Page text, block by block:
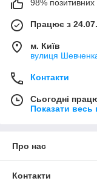
98% позитивних
Працює з
м. Київ
вулиця
Контакти
Сьогодні
Показати весь
Про нас
Контакти